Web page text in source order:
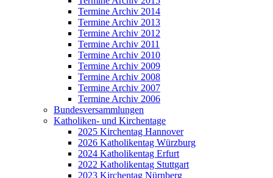
Termine Archiv 2014
Termine Archiv 2013
Termine Archiv 2012
Termine Archiv 2011
Termine Archiv 2010
Termine Archiv 2009
Termine Archiv 2008
Termine Archiv 2007
Termine Archiv 2006
Bundesversammlungen
Katholiken- und Kirchentage
2025 Kirchentag Hannover
2026 Katholikentag Würzburg
2024 Katholikentag Erfurt
2022 Katholikentag Stuttgart
2023 Kirchentag Nürnberg